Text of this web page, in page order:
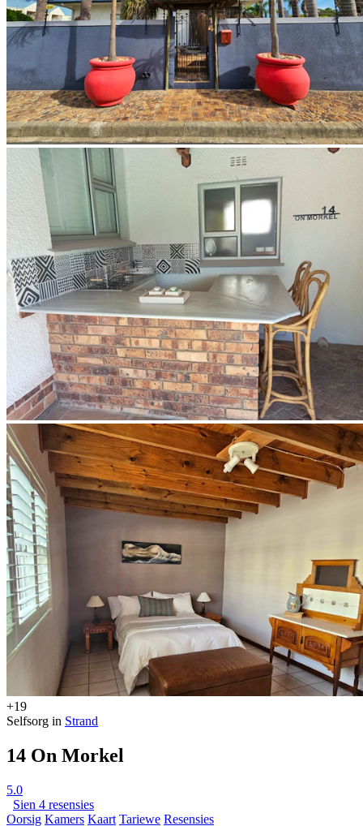
+19
Selfsorg in Strand
14 On Morkel
5.0
Sien 4 resensies
Oorsig Kamers Kaart Tariewe Resensies